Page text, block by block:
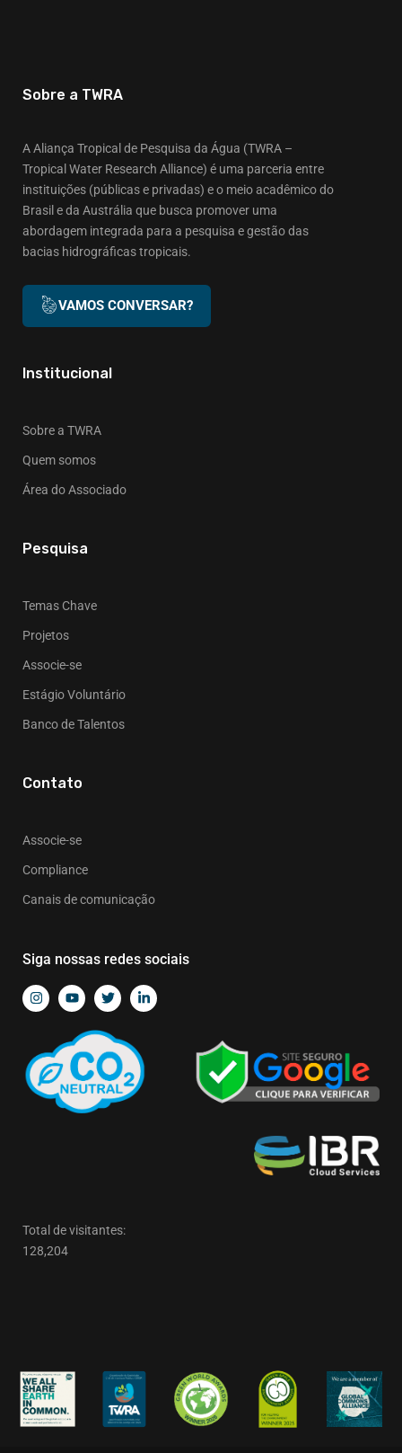
Sobre a TWRA
A Aliança Tropical de Pesquisa da Água (TWRA –
Tropical Water Research Alliance) é uma parceria entre
instituições (públicas e privadas) e o meio acadêmico do
Brasil e da Austrália que busca promover uma
abordagem integrada para a pesquisa e gestão das
bacias hidrográficas tropicais.
VAMOS CONVERSAR?
Institucional
Sobre a TWRA
Quem somos
Área do Associado
Pesquisa
Temas Chave
Projetos
Associe-se
Estágio Voluntário
Banco de Talentos
Contato
Associe-se
Compliance
Canais de comunicação
Siga nossas redes sociais
Total de visitantes:
128,204